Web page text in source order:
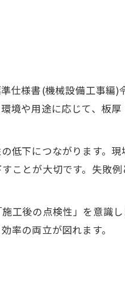
仕様書(機械設備工事編)
境や用途に応じて、板
低下につながります。
ことが大切です。失敗
工後の点検性」を意識
率の両立が図れます。